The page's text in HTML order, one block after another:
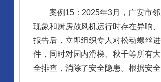
案例15：2025年3月，广安市邻
现象和厨房鼓风机运行时存在异响
报告后，立即组织专人对松动螺丝
件，同时对园内滑梯、秋千等所有
全排查，消除了安全隐患。根据安
这是一记警钟！